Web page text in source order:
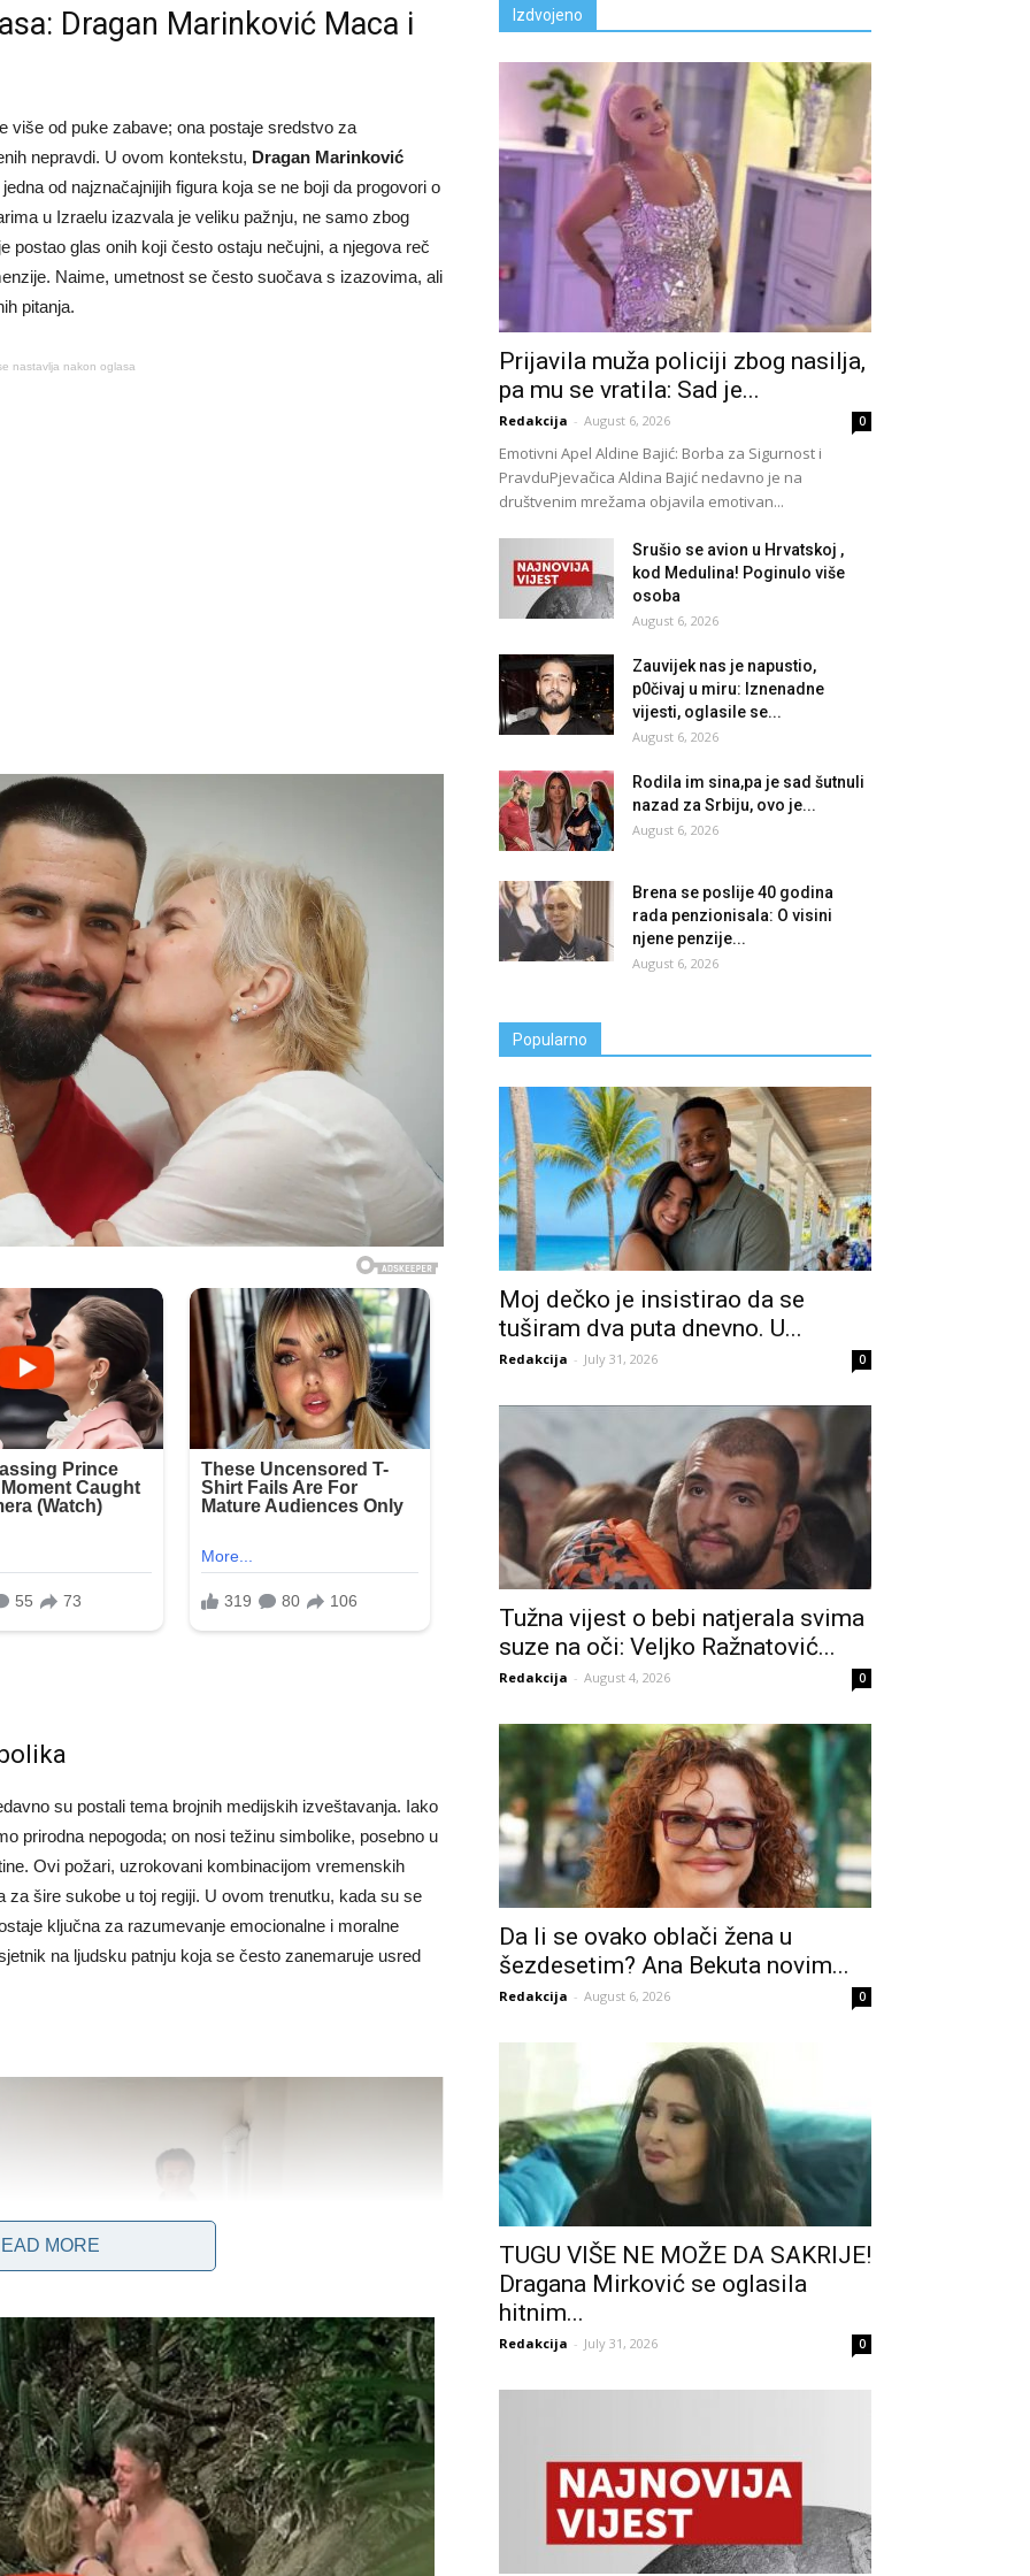
Dragan Marinković Maca i
više od puke zabave; ona postaje sredstvo za
nepravdi. U ovom kontekstu, Dragan Marinković
od najznačajnijih figura koja se ne boji da progovori o
u Izraelu izazvala je veliku pažnju, ne samo zbog
postao glas onih koji često ostaju nečujni, a njegova reč
Naime, umetnost se često suočava s izazovima, ali
pitanja.
nastavlja nakon oglasa
su postali tema brojnih medijskih izveštavanja. Iako
prirodna nepogoda; on nosi težinu simbolike, posebno u
Ovi požari, uzrokovani kombinacijom vremenskih
šire sukobe u toj regiji. U ovom trenutku, kada su se
ključna za razumevanje emocionalne i moralne
na ljudsku patnju koja se često zanemaruje usred
MORE
Izdvojeno
Prijavila muža policiji zbog nasiIja,
pa mu se vratila: Sad je...
Redakcija - August 6, 2026 0
Emotivni Apel Aldine Bajić: Borba za Sigurnost i
PravduPjevačica Aldina Bajić nedavno je na
društvenim mrežama objavila emotivan...
Srušio se avion u Hrvatskoj ,
kod Medulina! Poginulo više
osoba
August 6, 2026
Zauvijek nas je napustio,
p0čivaj u miru: Iznenadne
vijesti, oglasile se...
August 6, 2026
Rodila im sina,pa je sad šutnuli
nazad za Srbiju, ovo je...
August 6, 2026
Brena se poslije 40 godina
rada penzionisala: O visini
njene penzije...
August 6, 2026
Popularno
Moj dečko je insistirao da se
tuširam dva puta dnevno. U...
Redakcija - July 31, 2026 0
Tužna vijest o bebi natjerala svima
suze na oči: Veljko Ražnatović...
Redakcija - August 4, 2026 0
Da li se ovako oblači žena u
šezdesetim? Ana Bekuta novim...
Redakcija - August 6, 2026 0
TUGU VIŠE NE MOŽE DA SAKRIJE!
Dragana Mirković se oglasila
hitnim...
Redakcija - July 31, 2026 0